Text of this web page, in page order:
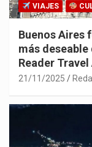
VIAJES
Buenos Aires
más
Reader
21/11/2025